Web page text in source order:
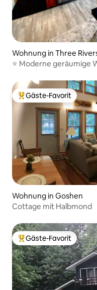
Wohnung in Three
⭐️ Moderne geräumige
Beliebter Gäste-Favorit.
Gäste-Favorit
Wohnung in Goshen
Cottage mit Halbmond
Beliebter Gäste-Favorit.
Gäste-Favorit